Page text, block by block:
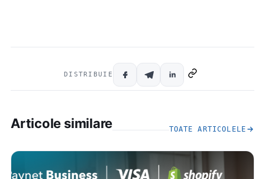
DISTRIBUIE
Articole similare TOATE ARTICOLELE